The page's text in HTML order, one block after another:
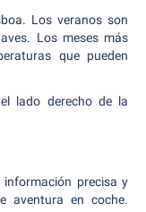
Los veranos son
Los meses más
que pueden
lado derecho de la
precisa y
aventura en coche.